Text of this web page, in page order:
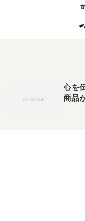
心を
商品